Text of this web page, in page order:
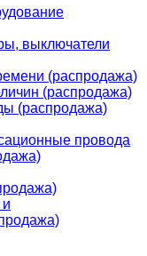
выключатели
(распродажа)
(распродажа)
(распродажа)
провода